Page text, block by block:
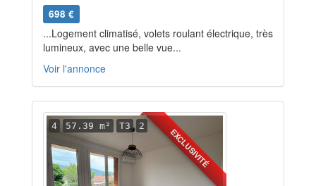
698 €
...Logement climatisé, volets roulant électrique, très
lumineux, avec une belle vue...
Voir l'annonce
EXCLUSIVITÉ
4 57.39 m² T3 2